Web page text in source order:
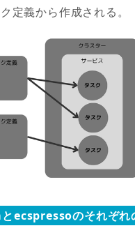
定義から作成される。
ecspressoのそれぞれ